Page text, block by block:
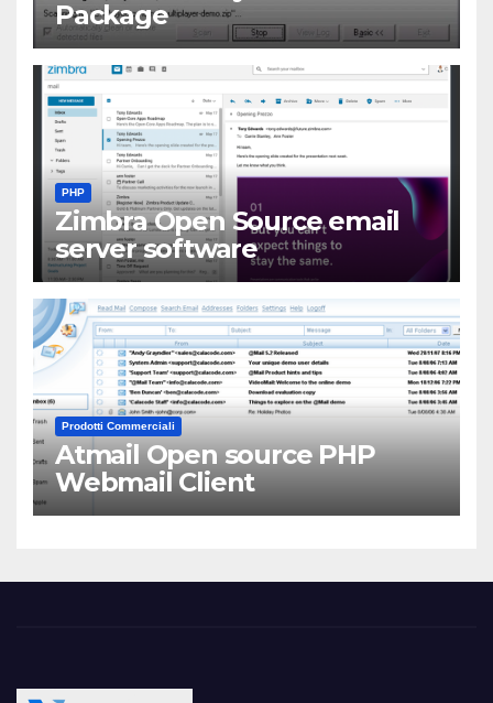
Package
PHP
Zimbra Open Source email
server software
Prodotti Commerciali
Atmail Open source PHP
Webmail Client